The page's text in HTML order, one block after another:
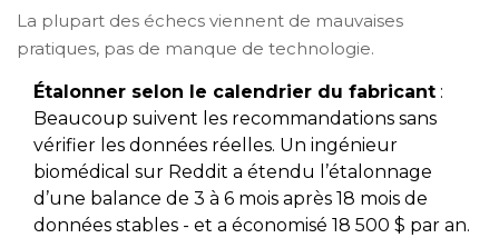
La plupart des échecs viennent de mauvaises
pratiques, pas de manque de technologie.
Étalonner selon le calendrier du fabricant :
Beaucoup suivent les recommandations sans
vérifier les données réelles. Un ingénieur
biomédical sur Reddit a étendu l’étalonnage
d’une balance de 3 à 6 mois après 18 mois de
données stables - et a économisé 18 500 $ par an.